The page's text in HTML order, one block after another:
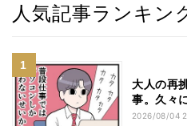
人気記事ランキン
大人の再
事。久々
2026/08/04